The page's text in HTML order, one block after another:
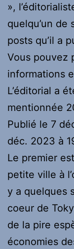
»,
quelqu’un de
posts qu’il a
Vous pouvez
informations
L’éditorial a
mentionnée
Publié le 7
déc. 2023 à
Le premier
petite ville à
y a quelques
coeur de
de la pire
économies